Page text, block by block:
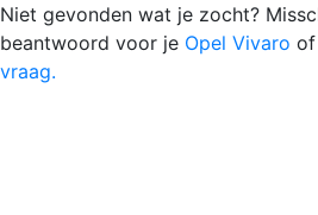
Niet gevonden wat je zocht?
beantwoord voor je Opel Vivaro of
vraag.